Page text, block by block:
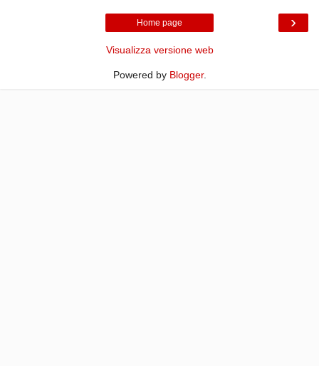
›
Home page
Visualizza versione web
Powered by Blogger.